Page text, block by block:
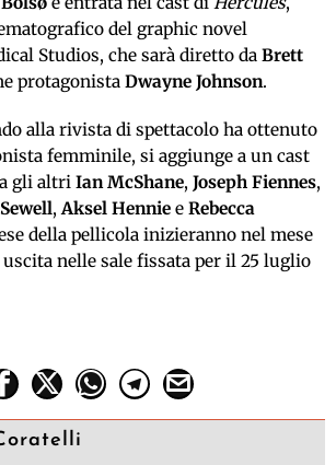
del graphic novel
Studios, che sarà diretto da Brett
protagonista Dwayne Johnson.
alla rivista di spettacolo ha ottenuto
femminile, si aggiunge a un cast
gli altri Ian McShane, Joseph Fiennes,
,Aksel Hennie e Rebecca
della pellicola inizieranno nel mese
nelle sale fissata per il 25 luglio